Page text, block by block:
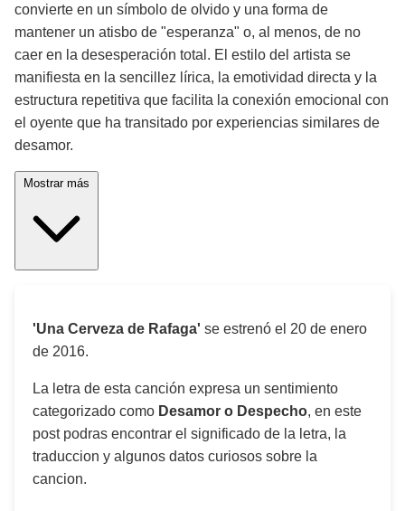
convierte en un símbolo de olvido y una forma de
mantener un atisbo de "esperanza" o, al menos, de no
caer en la desesperación total. El estilo del artista se
manifiesta en la sencillez lírica, la emotividad directa y la
estructura repetitiva que facilita la conexión emocional con
el oyente que ha transitado por experiencias similares de
desamor.
'Una Cerveza de Rafaga' se estrenó el 20 de enero
de 2016.
La letra de esta canción expresa un sentimiento
categorizado como Desamor o Despecho, en este
post podras encontrar el significado de la letra, la
traduccion y algunos datos curiosos sobre la
cancion.